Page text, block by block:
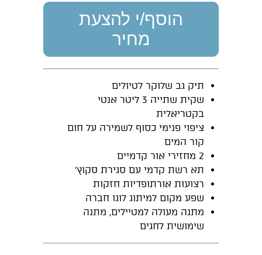
הוסף/י להצעת
מחיר
תיק גב שלוקר לטיולים
שקית שתייה 3 ליטר אנטי
בקטריאלית
ציפוי פנימי כסוף לשמירה על חום
קור המים
2 מחזירי אור קדמיים
תא רשת קדמי עם סגירת סקוץ’
רצועות אורתופדיות חזקות
שפע מקום למיתוג לוגו חברה
מתנה מעולה למטיילים, מתנה
שימושית לחגים